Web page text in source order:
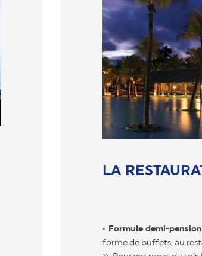
LA
Formule demi-pension
forme de buffets, au